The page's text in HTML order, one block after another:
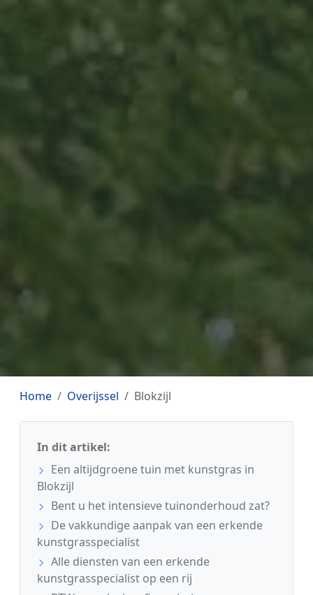
Home Overijssel Blokzijl
In dit artikel:
Een altijdgroene tuin met kunstgras in
Blokzijl
Bent u het intensieve tuinonderhoud zat?
De vakkundige aanpak van een erkende
kunstgrasspecialist
Alle diensten van een erkende
kunstgrasspecialist op een rij